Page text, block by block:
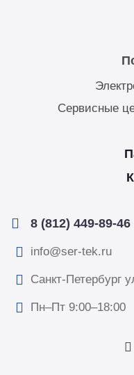
Сервисные
8 (812) 449-89-46
info@ser-tek.ru
Санкт-Петербург
Пн–Пт 9:00–18:00